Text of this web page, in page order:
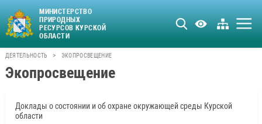
МИНИСТЕРСТВО
ПРИРОДНЫХ
РЕСУРСОВ КУРСКОЙ
ОБЛАСТИ
ДЕЯТЕЛЬНОСТЬ > ЭКОПРОСВЕЩЕНИЕ
Экопросвещение
Доклады о состоянии и об охране окружающей среды Курской
области